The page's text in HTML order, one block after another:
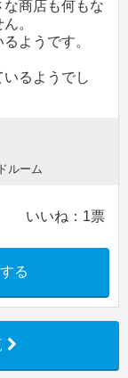
商店も何もな
。
ようです。
るようでし
ルーム
いいね： 1票
る